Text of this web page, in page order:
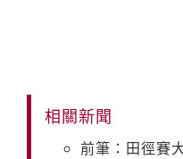
相關新聞
前筆：田徑賽